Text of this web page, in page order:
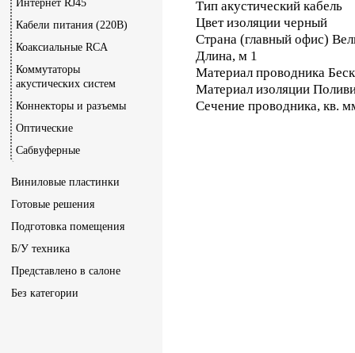
Интернет RJ45
Кабели питания (220В)
Коаксиальные RCA
Коммутаторы
акустических систем
Коннекторы и разъемы
Оптические
Сабвуферные
Виниловые пластинки
Готовые решения
Подготовка помещения
Б/У техника
Представлено в салоне
Без категории
Тип акустический кабель
Цвет изоляции черный
Страна (главный офис)
Длина, м 1
Материал проводника
Материал изоляции
Сечение проводника, кв.